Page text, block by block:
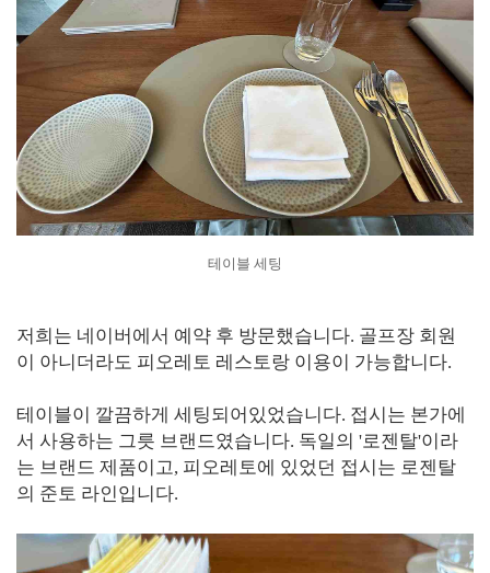
테이블 세팅
저희는 네이버에서 예약 후 방문했습니다. 골프장 회원
이 아니더라도 피오레토 레스토랑 이용이 가능합니다.
테이블이 깔끔하게 세팅되어있었습니다. 접시는 본가에
서 사용하는 그릇 브랜드였습니다. 독일의 '로젠탈'이라
는 브랜드 제품이고, 피오레토에 있었던 접시는 로젠탈
의 준토 라인입니다.